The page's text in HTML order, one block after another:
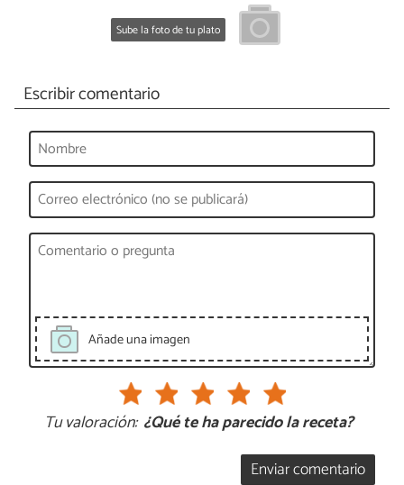
Sube la foto de tu plato
Escribir comentario
Añade una imagen
Tu valoración: ¿Qué te ha parecido la receta?
Enviar comentario